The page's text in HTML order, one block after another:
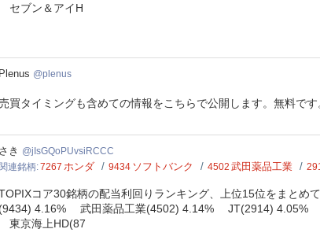
セブン＆アイH
Plenus plenus
買タイミングも含めての情報をこちらで公開します。無料です
さき jIsGQoPUvsiRCCC
関連銘柄 7267 ホンダ 9434 ソフトバンク 4502 武田薬品工業
コア30銘柄の配当利回りランキング、上位15位をま
(9434) 4.16% 武田薬品工業(4502) 4.14% JT(2914)
東京海上HD(87